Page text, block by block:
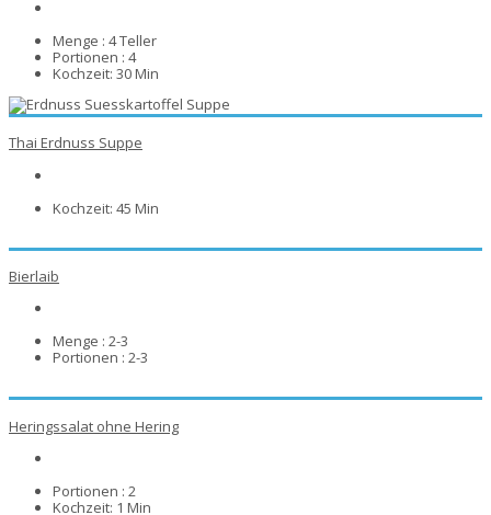
Menge : 4 Teller
Portionen : 4
Kochzeit: 30 Min
Thai Erdnuss Suppe
Kochzeit: 45 Min
Bierlaib
Menge : 2-3
Portionen : 2-3
Heringssalat ohne Hering
Portionen : 2
Kochzeit: 1 Min